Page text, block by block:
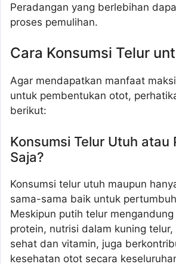
Peradangan yang berlebihan
proses pemulihan.
Cara Konsumsi Telur
Agar mendapatkan manfaat
untuk pembentukan otot,
berikut:
Konsumsi Telur Utuh atau
Saja?
Konsumsi telur utuh maupun
sama-sama baik untuk
Meskipun putih telur
protein, nutrisi dalam kuning
sehat dan vitamin, juga
kesehatan otot secara